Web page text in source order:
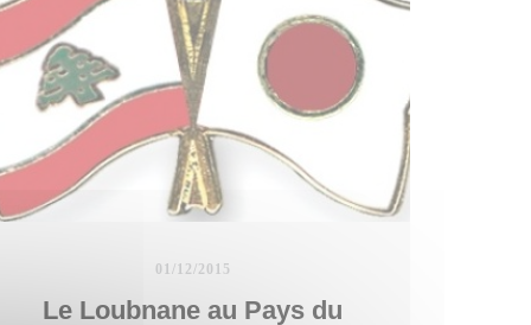
01/12/2015
Le Loubnane au Pays du